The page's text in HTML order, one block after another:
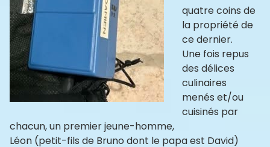
quatre coins de
la propriété de
ce dernier.
Une fois repus
des délices
culinaires
menés et/ou
cuisinés par
chacun, un premier jeune-homme,
Léon (petit-fils de Bruno dont le papa est David)